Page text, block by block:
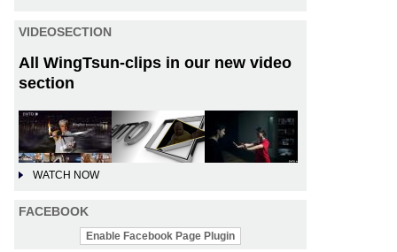
VIDEOSECTION
All WingTsun-clips in our new video
section
WATCH NOW
FACEBOOK
Enable Facebook Page Plugin